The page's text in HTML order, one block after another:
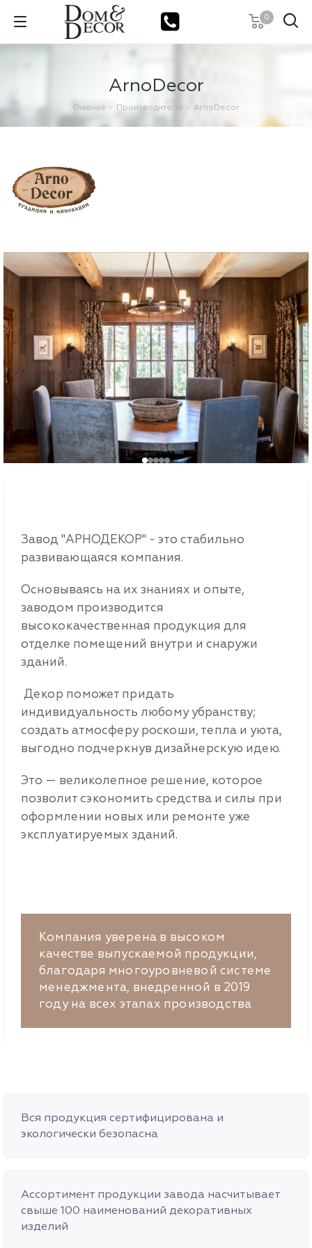
0
ArnoDecor
Главная - Производители - ArnoDecor
Завод "АРНОДЕКОР" - это стабильно
развивающаяся компания.
Основываясь на их знаниях и опыте,
заводом производится
высококачественная продукция для
отделке помещений внутри и снаружи
зданий.
Декор поможет придать
индивидуальность любому убранству;
создать атмосферу роскоши, тепла и уюта,
выгодно подчеркнув дизайнерскую идею.
Это — великолепное решение, которое
позволит сэкономить средства и силы при
оформлении новых или ремонте уже
эксплуатируемых зданий.
Компания уверена в высоком
качестве выпускаемой продукции,
благодаря многоуровневой системе
менеджмента, внедренной в 2019
году на всех этапах производства
Вся продукция сертифицирована и
экологически безопасна
Ассортимент продукции завода насчитывает
свыше 100 наименований декоративных
изделий